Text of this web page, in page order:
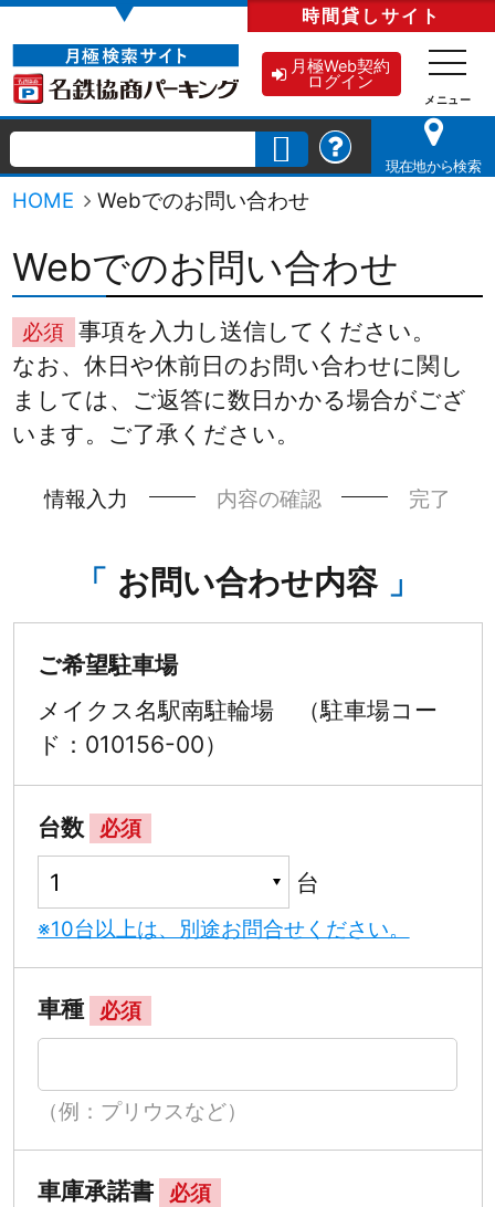
▼ 時間貸しサイト
月極Web契約
ログイン
現在地から検索
HOME Webでのお問い合わせ
Webでのお問い合わせ
必須 事項を入力し送信してください。
なお、休日や休前日のお問い合わせに関し
ましては、ご返答に数日かかる場合がござ
います。ご了承ください。
情報入力 内容の確認 完了
お問い合わせ内容
ご希望駐車場
メイクス名駅南駐輪場 （駐車場コー
ド：010156-00）
台数 必須
台
※10台以上は、別途お問合せください。
車種 必須
（例：プリウスなど）
車庫承諾書 必須